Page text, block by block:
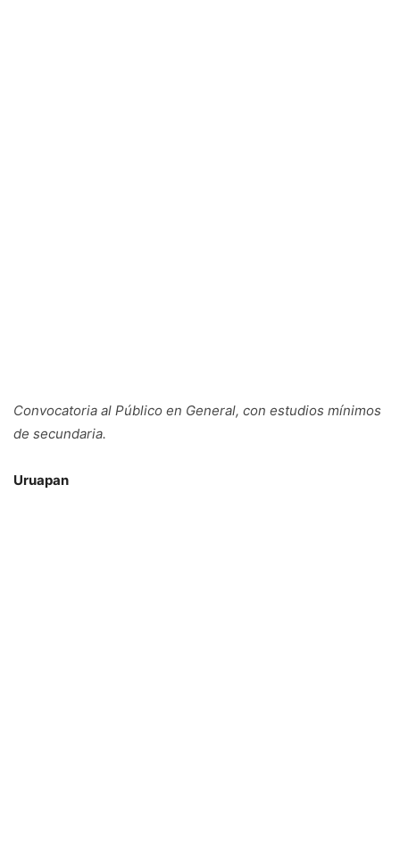
Convocatoria al Público en General, con estudios mínimos
de secundaria.
Uruapan